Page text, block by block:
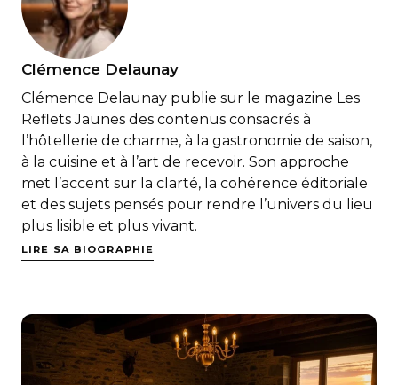
Clémence Delaunay
Clémence Delaunay publie sur le magazine Les
Reflets Jaunes des contenus consacrés à
l’hôtellerie de charme, à la gastronomie de saison,
à la cuisine et à l’art de recevoir. Son approche
met l’accent sur la clarté, la cohérence éditoriale
et des sujets pensés pour rendre l’univers du lieu
plus lisible et plus vivant.
LIRE SA BIOGRAPHIE